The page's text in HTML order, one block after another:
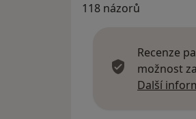
118 názorů
Recenze
možnost
Další